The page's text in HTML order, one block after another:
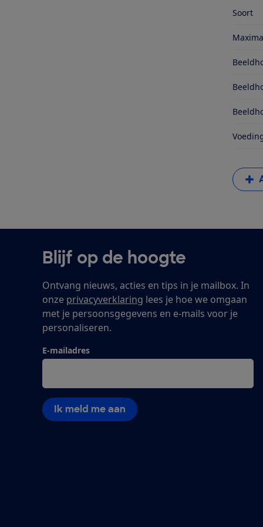
Soort
Blijf op de hoogte
Ontvang nieuws, acties en tips in je mailbox. In
onze privacyverklaring lees je hoe we omgaan
met je persoonsgegevens en e-mails voor je
personaliseren.
E-mailadres
Ik meld me aan